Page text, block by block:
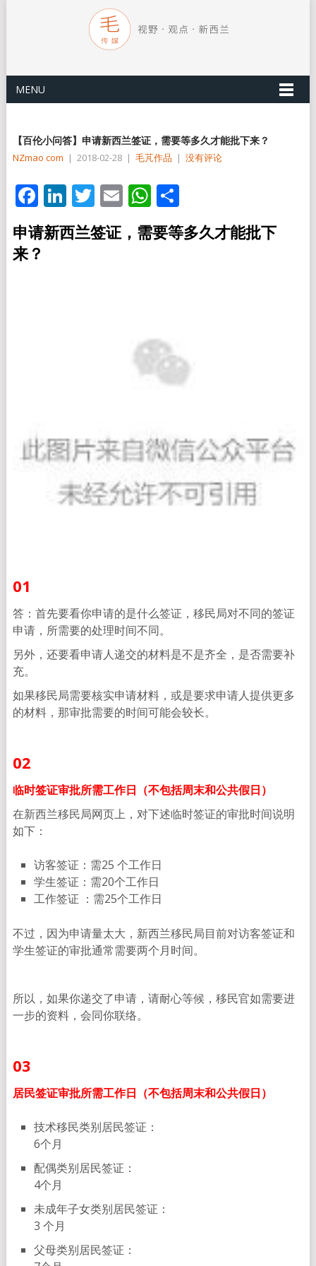
MENU
【百伦小问答】申请新西兰签证，需要等多久才能批下来？
NZmao com | 2018-02-28 | 毛芃作品 | 没有评论
Facebook
LinkedIn
Twitter
EmailWhatsApp
分
享
申请新西兰签证，需要等多久才能批下
来？
01
答：首先要看你申请的是什么签证，移民局对不同的签证
申请，所需要的处理时间不同。
另外，还要看申请人递交的材料是不是齐全，是否需要补
充。
如果移民局需要核实申请材料，或是要求申请人提供更多
的材料，那审批需要的时间可能会较长。
02
临时签证审批所需工作日 （不包括周末和公共假日）
在新西兰移民局网页上，对下述临时签证的审批时间说明
如下：
访客签证：需25 个工作日
学生签证：需20个工作日
工作签证 ：需25个工作日
不过，因为申请量太大，新西兰移民局目前对访客签证和
学生签证的审批通常需要两个月时间。
所以，如果你递交了申请，请耐心等候，移民官如需要进
一步的资料，会同你联络。
03
居民签证审批所需工作日 （不包括周末和公共假日）
技术移民类别居民签证：
6个月
配偶类别居民签证：
4个月
未成年子女类别居民签证：
3 个月
父母类别居民签证：